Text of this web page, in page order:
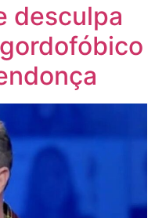
desculpa